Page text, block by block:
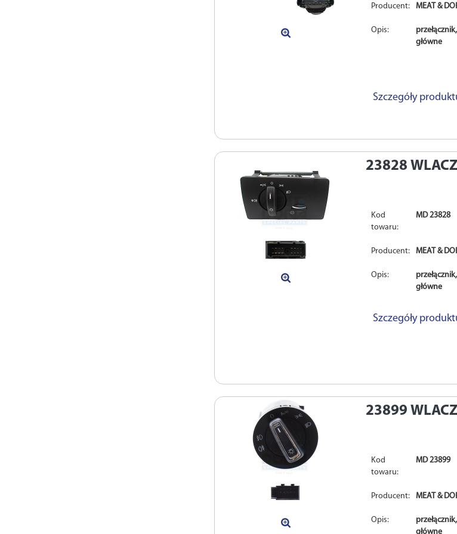
Producent: MEAT &
Opis:
główne
Szczegóły
23828
Kod
towaru:
MD 23828
Producent: MEAT &
Opis:
główne
Szczegóły
23899
Kod
towaru:
MD 23899
Producent: MEAT &
Opis:
główne